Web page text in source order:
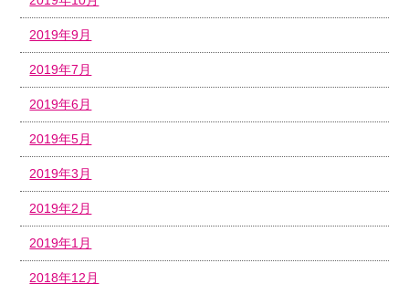
2019年9月
2019年7月
2019年6月
2019年5月
2019年3月
2019年2月
2019年1月
2018年12月